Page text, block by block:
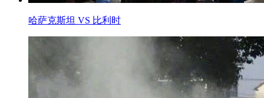
哈萨克斯坦 VS 比利时